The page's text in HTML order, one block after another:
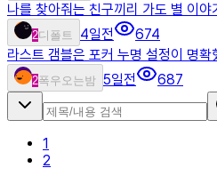
나를 찾아줘는 친구끼리 가도 별 이
2디폴트 4일전
674
라스트 갬블은 포커 누명 설정이 명확
2폭우오는밤 5일전 687
1
2